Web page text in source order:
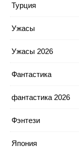
Турция
Ужасы
Ужасы 2026
Фантастика
фантастика 2026
Фэнтези
Япония